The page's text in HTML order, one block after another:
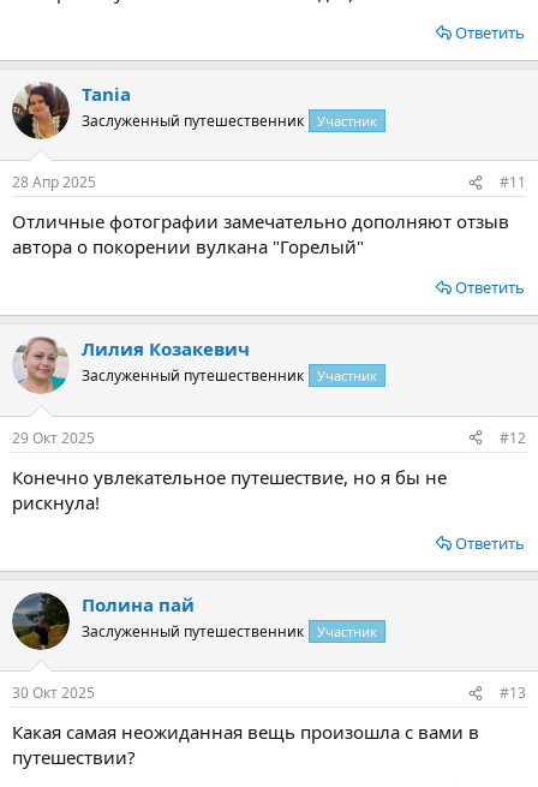
Ответить
Tania
Заслуженный путешественник Участник
28 Апр 2025 #11
Отличные фотографии замечательно дополняют отзыв
автора о покорении вулкана "Горелый"
Ответить
Лилия Козакевич
Заслуженный путешественник Участник
29 Окт 2025 #12
Конечно увлекательное путешествие, но я бы не
рискнула!
Ответить
Полина пай
Заслуженный путешественник Участник
30 Окт 2025 #13
Какая самая неожиданная вещь произошла с вами в
путешествии?